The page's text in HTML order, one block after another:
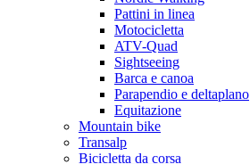
Pattini in linea
Motocicletta
ATV-Quad
Sightseeing
Barca e canoa
Parapendio e deltaplano
Equitazione
Mountain bike
Transalp
Bicicletta da corsa